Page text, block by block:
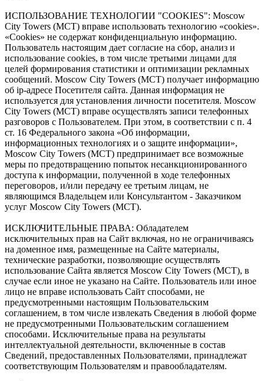
ИСПОЛЬЗОВАНИЕ ТЕХНОЛОГИИ "COOKIES": Moscow
City Towers (МСТ) вправе использовать технологию «cookies».
«Cookies» не содержат конфиденциальную информацию.
Пользователь настоящим дает согласие на сбор, анализ и
использование cookies, в том числе третьими лицами для
целей формирования статистики и оптимизации рекламных
сообщений. Moscow City Towers (МСТ) получает информацию
об ip-адресе Посетителя сайта. Данная информация не
используется для установления личности посетителя. Moscow
City Towers (МСТ) вправе осуществлять записи телефонных
разговоров с Пользователем. При этом, в соответствии с п. 4
ст. 16 Федерального закона «Об информации,
информационных технологиях и о защите информации»,
Moscow City Towers (МСТ) предпринимает все возможные
меры по предотвращению попыток несанкционированного
доступа к информации, полученной в ходе телефонных
переговоров, и/или передачу ее третьим лицам, не
являющимся Владельцем или Консультантом - Заказчиком
услуг Moscow City Towers (МСТ).
ИСКЛЮЧИТЕЛЬНЫЕ ПРАВА: Обладателем
исключительных прав на Сайт включая, но не ограничиваясь
на доменное имя, размещенные на Сайте материалы,
технические разработки, позволяющие осуществлять
использование Сайта является Moscow City Towers (МСТ), в
случае если иное не указано на Сайте. Пользователь или иное
лицо не вправе использовать Сайт способами, не
предусмотренными настоящим Пользовательским
соглашением, в том числе извлекать Сведения в любой форме
не предусмотренными Пользовательским соглашением
способами. Исключительные права на результаты
интеллектуальной деятельности, включенные в состав
Сведений, предоставленных Пользователями, принадлежат
соответствующим Пользователям и правообладателям.